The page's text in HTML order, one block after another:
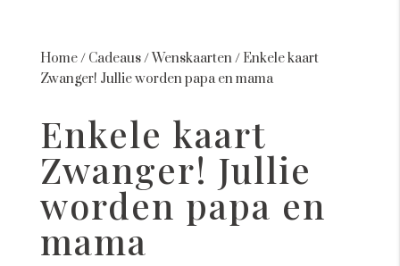
Home/ Cadeaus/ Wenskaarten/ Enkele kaart
Zwanger! Jullie worden papa en mama
Enkele kaart
Zwanger! Jullie
worden papa en
mama